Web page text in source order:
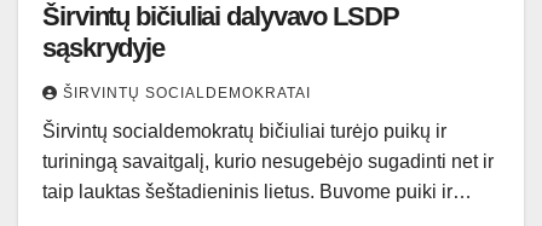
Širvintų bičiuliai dalyvavo LSDP
sąskrydyje
ŠIRVINTŲ SOCIALDEMOKRATAI
Širvintų socialdemokratų bičiuliai turėjo puikų ir
turiningą savaitgalį, kurio nesugebėjo sugadinti net ir
taip lauktas šeštadieninis lietus. Buvome puiki ir…